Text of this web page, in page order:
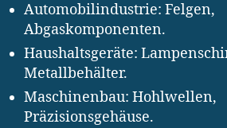
Automobilindustrie: Felgen,
Abgaskomponenten.
Haushaltsgeräte:
Metallbehälter.
Maschinenbau: Hohlwellen,
Präzisionsgehäuse.